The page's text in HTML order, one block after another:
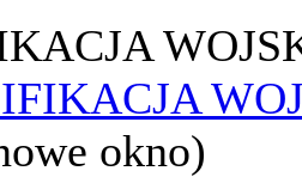
okno)